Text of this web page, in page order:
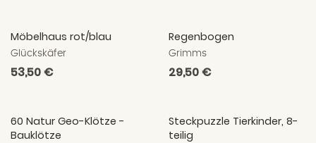
Möbelhaus rot/blau
Glückskäfer
Normaler
53,50 €
Regenbogen
Grimms
Normaler
29,50 €
60 Natur Geo-Klötze -
Bauklötze
Steckpuzzle Tierkinder, 8-
teilig